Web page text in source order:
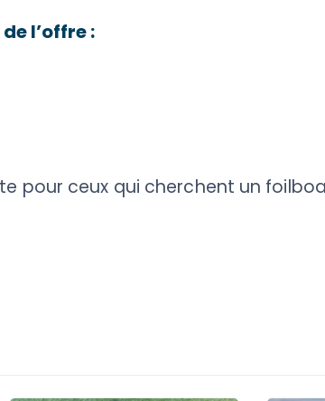
l’offre :
pour ceux qui cherchent un